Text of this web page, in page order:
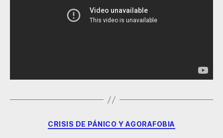
CRISIS DE PÁNICO Y AGORAFOBIA